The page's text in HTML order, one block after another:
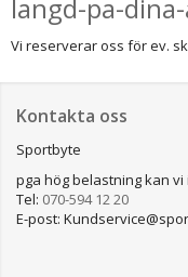
langd-pa-
Vi reserverar oss för ev.
Kontakta oss
Sportbyte
pga hög belastning kan
Tel: 070-594 12 20
E-post: